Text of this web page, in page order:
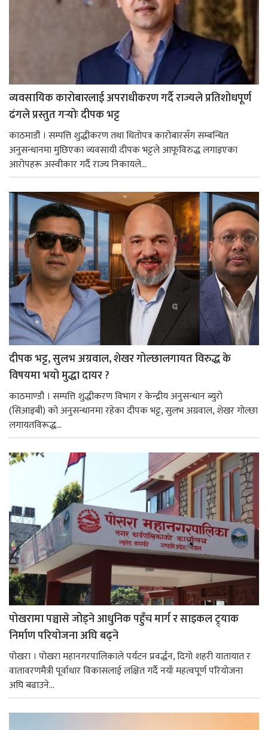
व्यवसायिक कारोबारलाई अपराधीकरण गर्दै राज्यले प्रतिशोधपूर्ण
ढंगले प्रस्तुत गर्‍योः दीपक भट्ट
काठमाडौं । सम्पत्ति शुद्धीकरण तथा धितोपत्र कारोबारसँग सम्बन्धित
अनुसन्धानमा मुछिएका व्यवसायी दीपक भट्टले आफूविरुद्ध लगाइएका
आरोपहरू अस्वीकार गर्दै राज्य निकायले...
दीपक भट्ट, सुलभ अग्रवाल, शेखर गोल्छालगायत विरुद्ध के
विषयमा भयो मुद्धा दायर ?
काठमाण्डौ । सम्पत्ति शुद्धीकरण विभाग र केन्द्रीय अनुसन्धान ब्युरो
(सिआइबी) को अनुसन्धानमा रहेका दीपक भट्ट, सुलभ अग्रवाल, शेखर गोल्छा
लगायतविरूद्ध...
पोखरामा पञ्चासे जोड्ने आधुनिक पहुँच मार्ग र साइकल ट्र्याक
निर्माण परियोजना अघि बढ्ने
पोखरा । पोखरा महानगरपालिकाले पर्यटन प्रवर्द्धन, दिगो शहरी यातायात र
वातावरणमैत्री पूर्वाधार विकासलाई लक्षित गर्दै नयाँ महत्वपूर्ण परियोजना
अघि बढाउने...